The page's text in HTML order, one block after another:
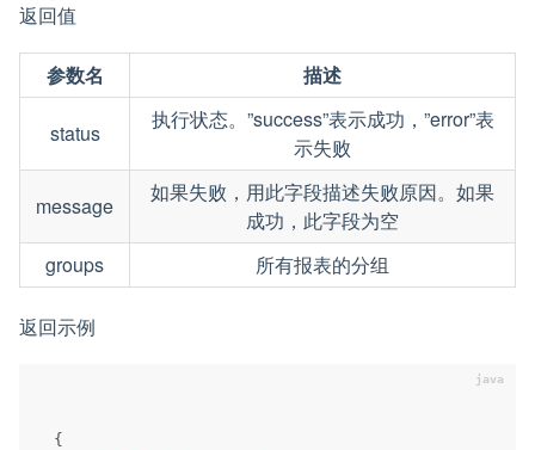
返回值
参数名 描述
status
执行状态。”success”表示成功，”error”表
示失败
message
如果失败，用此字段描述失败原因。如果
成功，此字段为空
groups
所有报表的分组
返回示例
{